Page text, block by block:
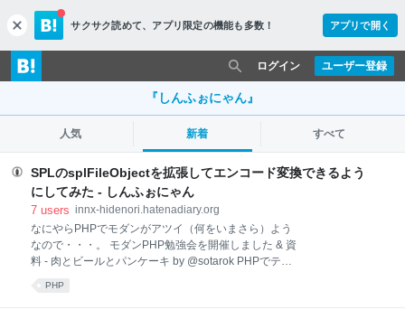
c
l
o
s
サクサク読めて、 アプリ限定の機能も多数！ アプリで開く
ユーザー登録
ログイン
『しんふぉにゃん』
人気 新着 すべて
SPLのsplFileObjectを拡張してエンコード変換できるよう
にしてみた - しんふぉにゃん
7 users innx-hidenori.hatenadiary.org
なにやらPHPでモダンがアツイ（何をいまさら）よう
なので・・・。 モダンPHP勉強会を開催しました & 資
料 - 肉とビールとパンケーキ by @sotarok PHPでテキ
PHP